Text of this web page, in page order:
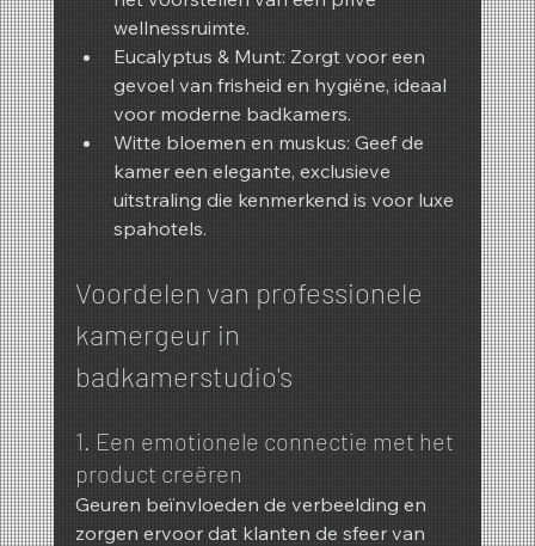
wellnessruimte.
Eucalyptus & Munt: Zorgt voor een
gevoel van frisheid en hygiëne, ideaal
voor moderne badkamers.
Witte bloemen en muskus: Geef de
kamer een elegante, exclusieve
uitstraling die kenmerkend is voor luxe
spahotels.
Voordelen van professionele
kamergeur in
badkamerstudio's
1. Een emotionele connectie met het
product creëren
Geuren beïnvloeden de verbeelding en
zorgen ervoor dat klanten de sfeer van